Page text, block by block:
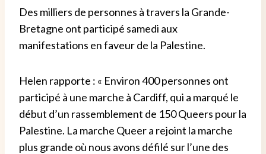
Des milliers de personnes à travers la Grande-
Bretagne ont participé samedi aux
manifestations en faveur de la Palestine.
Helen rapporte : « Environ 400 personnes ont
participé à une marche à Cardiff, qui a marqué le
début d’un rassemblement de 150 Queers pour la
Palestine. La marche Queer a rejoint la marche
plus grande où nous avons défilé sur l’une des